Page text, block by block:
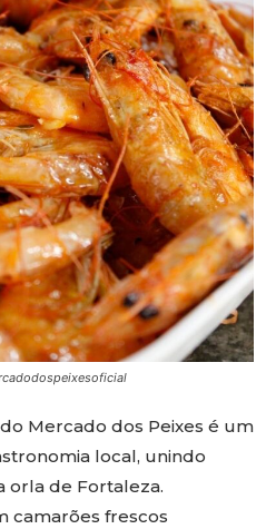
Mercado dos Peixes é um
local, unindo
orla de Fortaleza.
camarões frescos